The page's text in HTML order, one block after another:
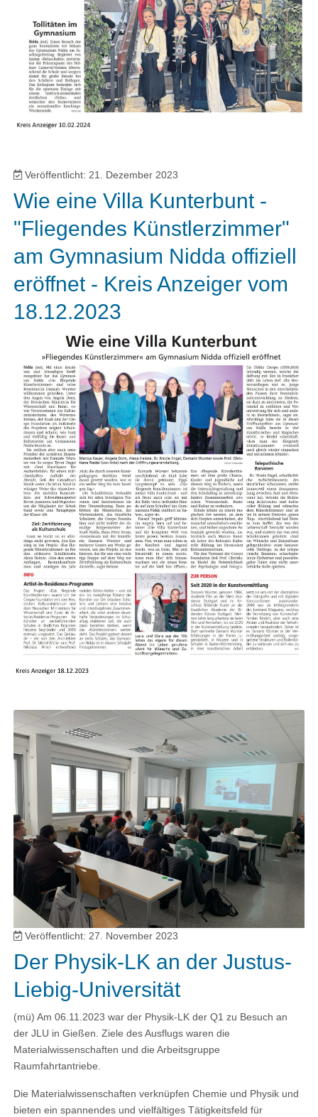
Veröffentlicht: 21. Dezember 2023
Wie eine Villa Kunterbunt -
"Fliegendes Künstlerzimmer"
am Gymnasium Nidda offiziell
eröffnet - Kreis Anzeiger vom
18.12.2023
Veröffentlicht: 27. November 2023
Der Physik-LK an der Justus-
Liebig-Universität
(mü) Am 06.11.2023 war der Physik-LK der Q1 zu Besuch an
der JLU in Gießen. Ziele des Ausflugs waren die
Materialwissenschaften und die Arbeitsgruppe
Raumfahrtantriebe.
Die Materialwissenschaften verknüpfen Chemie und Physik und
bieten ein spannendes und vielfältiges Tätigkeitsfeld für